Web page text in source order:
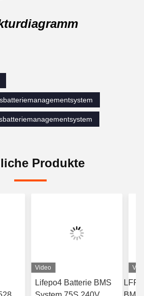
Produkte
Video
Lifepo4 Batterie BMS
LFP